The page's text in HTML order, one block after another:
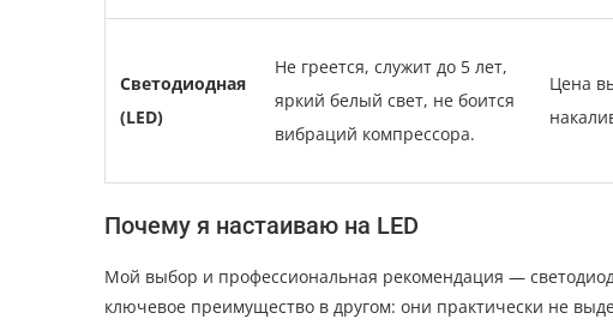
Светодиодная
(LED)
Не греется, служит до 5 лет,
яркий белый свет, не боится
вибраций компрессора.
Цена
Почему я настаиваю на LED
Мой выбор и профессиональная рекомендация —
ключевое преимущество в другом: они практически не